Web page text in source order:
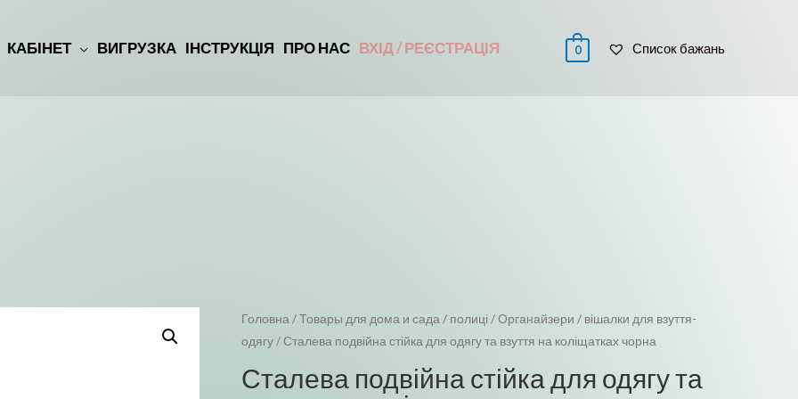
КАБІНЕТ ВИГРУЗКА ІНСТРУКЦІЯ ПРО НАС ВХІД / РЕЄСТРАЦІЯ 0 Список бажань
Головна /Товары для дома и сада / полиці / Органайзери / вішалки для взуття-
одягу/ Сталева подвійна стійка для одягу та взуття на коліщатках чорна
Сталева подвійна стійка для одягу та